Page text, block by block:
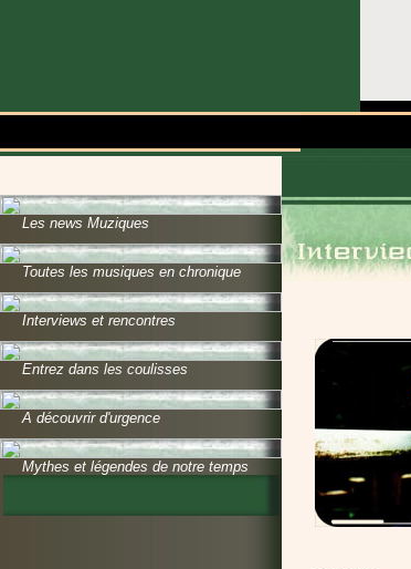
Les news Muziques
Toutes les musiques en chronique
Interviews et rencontres
Entrez dans les coulisses
A découvrir d'urgence
Mythes et légendes de notre temps